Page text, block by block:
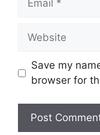
Website
Save my
browser for